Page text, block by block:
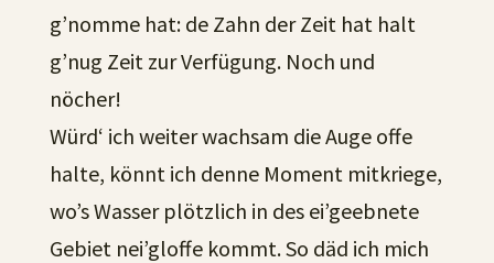
g’nomme hat: de Zahn der Zeit hat halt
g’nug Zeit zur Verfügung. Noch und
nöcher!
Würd‘ ich weiter wachsam die Auge offe
halte, könnt ich denne Moment mitkriege,
wo’s Wasser plötzlich in des ei’geebnete
Gebiet nei’gloffe kommt. So däd ich mich